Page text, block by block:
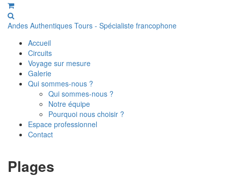
Andes Authentiques Tours - Spécialiste francophone
Accueil
Circuits
Voyage sur mesure
Galerie
Qui sommes-nous ?
Qui sommes-nous ?
Notre équipe
Pourquoi nous choisir ?
Espace professionnel
Contact
Plages